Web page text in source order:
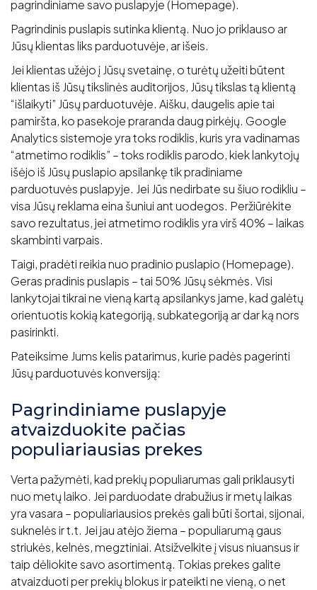
pagrindiniame savo puslapyje (Homepage).
Pagrindinis puslapis sutinka klientą. Nuo jo priklauso ar
Jūsų klientas liks parduotuvėje, ar išeis.
Jei klientas užėjo į Jūsų svetainę, o turėtų užeiti būtent
klientas iš Jūsų tikslinės auditorijos, Jūsų tikslas tą klientą
“išlaikyti” Jūsų parduotuvėje. Aišku, daugelis apie tai
pamiršta, ko pasekoje praranda daug pirkėjų. Google
Analytics sistemoje yra toks rodiklis, kuris yra vadinamas
“atmetimo rodiklis” – toks rodiklis parodo, kiek lankytojų
išėjo iš Jūsų puslapio apsilankę tik pradiniame
parduotuvės puslapyje. Jei Jūs nedirbate su šiuo rodikliu –
visa Jūsų reklama eina šuniui ant uodegos. Peržiūrėkite
savo rezultatus, jei atmetimo rodiklis yra virš 40% – laikas
skambinti varpais.
Taigi, pradėti reikia nuo pradinio puslapio (Homepage).
Geras pradinis puslapis – tai 50% Jūsų sėkmės. Visi
lankytojai tikrai ne vieną kartą apsilankys jame, kad galėtų
orientuotis kokią kategoriją, subkategoriją ar dar ką nors
pasirinkti.
Pateiksime Jums kelis patarimus, kurie padės pagerinti
Jūsų parduotuvės konversiją:
Pagrindiniame puslapyje
atvaizduokite pačias
populiariausias prekes
Verta pažymėti, kad prekių populiarumas gali priklausyti
nuo metų laiko. Jei parduodate drabužius ir metų laikas
yra vasara – populiariausios prekės gali būti šortai, sijonai,
suknelės ir t.t. Jei jau atėjo žiema – populiarumą gaus
striukės, kelnės, megztiniai. Atsižvelkite į visus niuansus ir
taip dėliokite savo asortimentą. Tokias prekes galite
atvaizduoti per prekių blokus ir pateikti ne vieną, o net